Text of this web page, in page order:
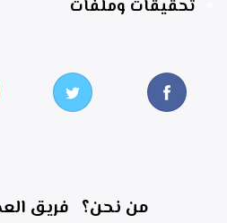
تحقيقات وملفات
من نحن؟ فريق